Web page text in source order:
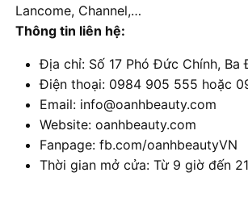
Lancome, Channel,…
Thông tin liên hệ:
Địa chỉ: Số 17 Phó Đức Chính, Ba
Điện thoại: 0984 905 555 hoặc
Email: info@oanhbeauty.com
Website: oanhbeauty.com
Fanpage: fb.com/oanhbeautyVN
Thời gian mở cửa: Từ 9 giờ đến